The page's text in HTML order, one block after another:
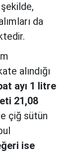
da
alındığı
ayı 1 litre
21,08
çiğ sütün
ise